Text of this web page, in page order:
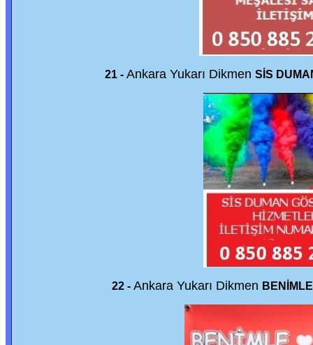
21 - Ankara Yukarı Dikmen SİS
22 - Ankara Yukarı Dikmen